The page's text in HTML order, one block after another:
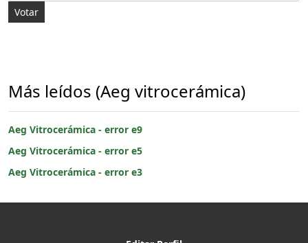
Más leídos (Aeg vitrocerámica)
Aeg Vitrocerámica - error e9
Aeg Vitrocerámica - error e5
Aeg Vitrocerámica - error e3